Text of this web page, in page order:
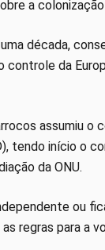
a
década,
controle da
assumiu o
tendo início o
da ONU.
ou
regras para a